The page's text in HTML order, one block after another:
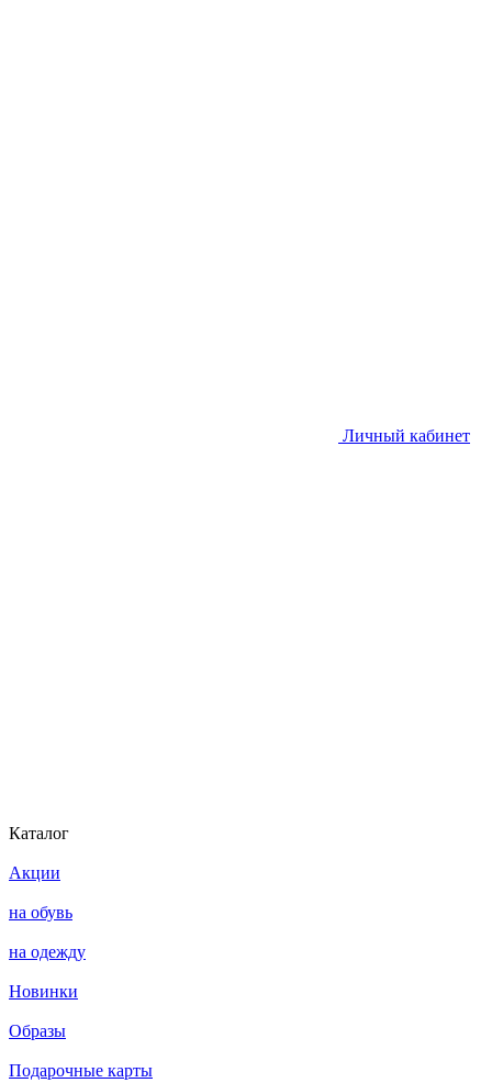
Личный кабинет
Каталог
Акции
на обувь
на одежду
Новинки
Образы
Подарочные карты